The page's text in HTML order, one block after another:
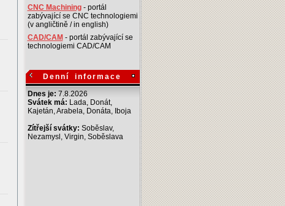
CNC Machining- portál
zabývající se CNC technologiemi
(v angličtině / in english)
CAD/CAM - portál zabývající se
technologiemi CAD/CAM
Denní informace
Dnes je: 7.8.2026
Svátek má: Lada, Donát,
Kajetán, Arabela, Donáta, Iboja
Zítřejší svátky: Soběslav,
Nezamysl, Virgin, Soběslava